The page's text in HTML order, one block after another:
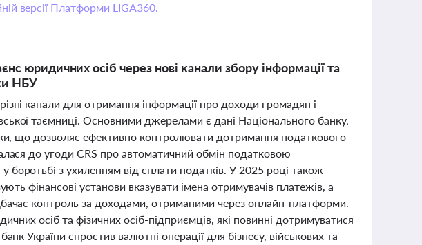
версії Платформи LIGA360.
юридичних осіб через нові канали збору інформації та
НБУ
канали для отримання інформації про доходи громадян і
таємниці. Основними джерелами є дані Національного банку,
що дозволяє ефективно контролювати дотримання податкового
до угоди CRS про автоматичний обмін податковою
з ухиленням від сплати податків. У 2025 році також
фінансові установи вказувати імена отримувачів платежів, а
контроль за доходами, отриманими через онлайн-платформи.
осіб та фізичних осіб-підприємців, які повинні дотримуватися
України спростив валютні операції для бізнесу, військових та